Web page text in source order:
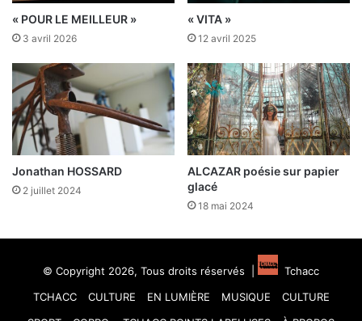
« POUR LE MEILLEUR »
3 avril 2026
« VITA »
12 avril 2025
Jonathan HOSSARD
2 juillet 2024
ALCAZAR poésie sur papier
glacé
18 mai 2024
© Copyright 2026, Tous droits réservés |
Tchacc
TCHACC
CULTURE EN LUMIÈRE MUSIQUE
CULTURE